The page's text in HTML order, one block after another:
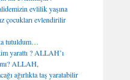
evlilik yaşına
çocukları evlendirilir
tutuldum…
yarattı ? ALLAH’ı
ALLAH,
ağırlıkta taş yaratabilir